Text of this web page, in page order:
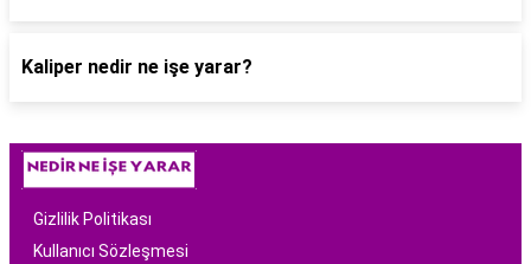
Kaliper nedir ne işe yarar?
Gizlilik Politikası
Kullanıcı Sözleşmesi